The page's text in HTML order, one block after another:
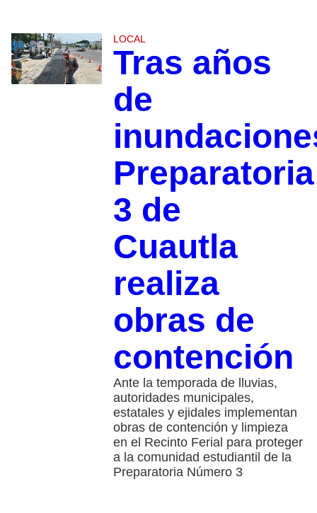
LOCAL
Tras años
de
Preparatoria
3 de
Cuautla
realiza
obras de
contención
Ante la temporada de lluvias,
autoridades municipales,
estatales y ejidales implementan
obras de contención y limpieza
en el Recinto Ferial para proteger
a la comunidad estudiantil de la
Preparatoria Número 3